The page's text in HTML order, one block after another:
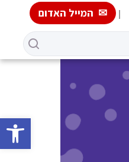
פתח
המייל האדום